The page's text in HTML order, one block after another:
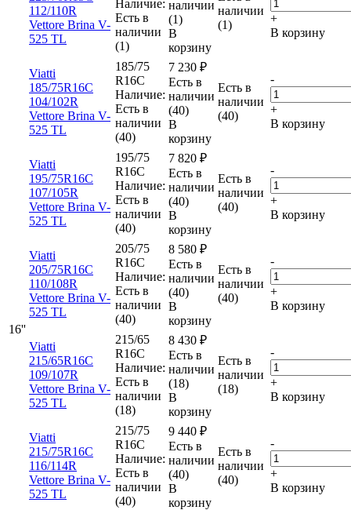
112/110R
Vettore Brina V-
525 TL
Наличие:
Есть в
наличии
(1)
наличии
(1)
В
корзину
наличии
(1)
+
В корзину
16''
Viatti
185/75R16C
104/102R
Vettore Brina V-
525 TL
185/75
R16C
Наличие:
Есть в
наличии
(40)
7 230 ₽
Есть в
наличии
(40)
В
корзину
Есть в
наличии
(40)
-
+
В корзину
Viatti
195/75R16C
107/105R
Vettore Brina V-
525 TL
195/75
R16C
Наличие:
Есть в
наличии
(40)
7 820 ₽
Есть в
наличии
(40)
В
корзину
Есть в
наличии
(40)
-
+
В корзину
Viatti
205/75R16C
110/108R
Vettore Brina V-
525 TL
205/75
R16C
Наличие:
Есть в
наличии
(40)
8 580 ₽
Есть в
наличии
(40)
В
корзину
Есть в
наличии
(40)
-
+
В корзину
Viatti
215/65R16C
109/107R
Vettore Brina V-
525 TL
215/65
R16C
Наличие:
Есть в
наличии
(18)
8 430 ₽
Есть в
наличии
(18)
В
корзину
Есть в
наличии
(18)
-
+
В корзину
Viatti
215/75R16C
116/114R
Vettore Brina V-
525 TL
215/75
R16C
Наличие:
Есть в
наличии
(40)
9 440 ₽
Есть в
наличии
(40)
В
корзину
Есть в
наличии
(40)
-
+
В корзину